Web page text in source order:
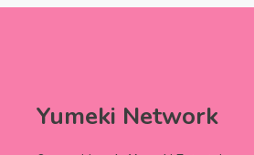
Yumeki Network